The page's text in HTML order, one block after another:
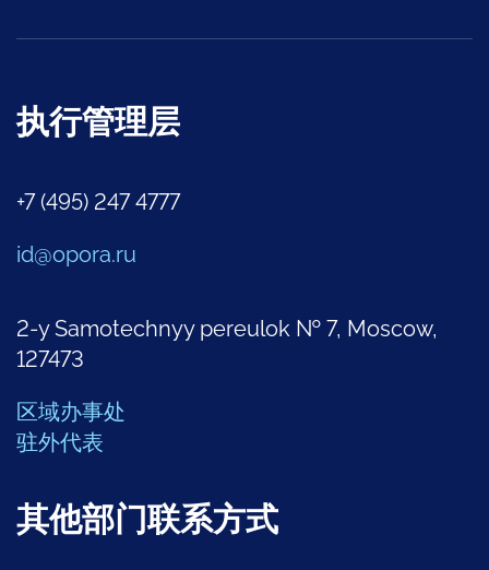
执行管理层
+7 (495) 247 4777
id@opora.ru
2-y Samotechnyy pereulok № 7, Moscow,
127473
区域办事处
驻外代表
其他部门联系方式